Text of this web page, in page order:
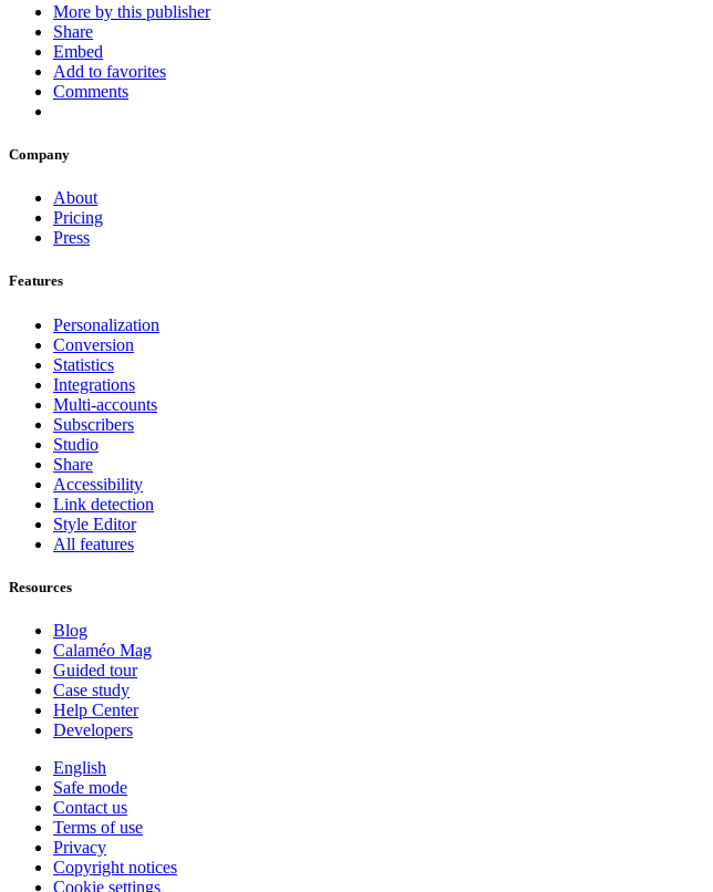
More by this publisher
Share
Embed
Add to favorites
Comments
Company
About
Pricing
Press
Features
Personalization
Conversion
Statistics
Integrations
Multi-accounts
Subscribers
Studio
Share
Accessibility
Link detection
Style Editor
All features
Resources
Blog
Calaméo Mag
Guided tour
Case study
Help Center
Developers
English
Safe mode
Contact us
Terms of use
Privacy
Copyright notices
Cookie settings